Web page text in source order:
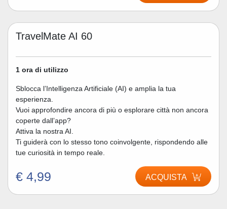
TravelMate AI 60
1 ora di utilizzo
Sblocca l’Intelligenza Artificiale (AI) e amplia la tua
esperienza.
Vuoi approfondire ancora di più o esplorare città non ancora
coperte dall’app?
Attiva la nostra AI.
Ti guiderà con lo stesso tono coinvolgente, rispondendo alle
tue curiosità in tempo reale.
€ 4,99 ACQUISTA